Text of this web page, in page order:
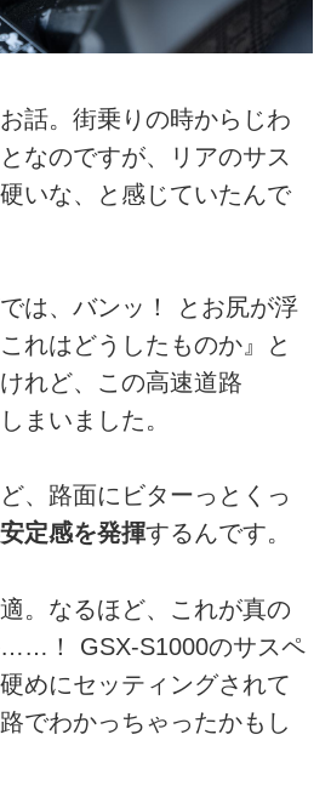
話。街乗りの時からじわ
なのですが、リアのサス
いな、と感じていたんで
は、バンッ！ とお尻が浮
れはどうしたものか』と
れど、この高速道路
まいました。
、路面にビターっとくっ
定感を発揮するんです。
。なるほど、これが真の
……！ GSX-S1000のサスペ
めにセッティングされて
でわかっちゃったかもし